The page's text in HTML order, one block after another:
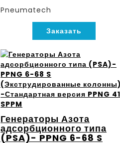
Pneumatech
Заказать
Генераторы Азота
адсорбционного типа
(PSA)- PPNG 6-68 S